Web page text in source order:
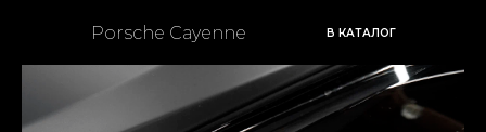
Porsche Cayenne В КАТАЛОГ